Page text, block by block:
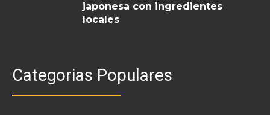
japonesa con ingredientes
locales
Categorias Populares